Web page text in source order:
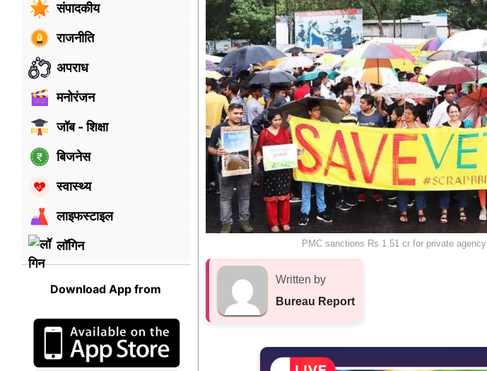
संपादकीय
राजनीति
अपराध
मनोरंजन
जॉब - शिक्षा
बिजनेस
स्वास्थ्य
लाइफस्टाइल
लॉगिन
Download App from
PMC sanctions Rs 1.51 cr for private
Written by
Bureau Report